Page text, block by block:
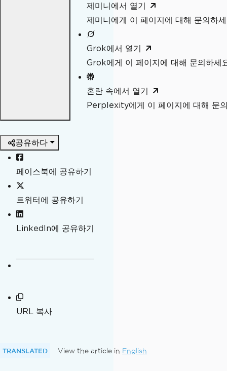
제미니에서 열기
제미니에게 이 페이지에 대해 문의하
Grok에서 열기
Grok에게 이 페이지에 대해 문의하세
혼란 속에서 열기
Perplexity에게 이 페이지에 대해 문
공유하다
페이스북에 공유하기
트위터에 공유하기
LinkedIn에 공유하기
URL 복사
TRANSLATED View the article in English